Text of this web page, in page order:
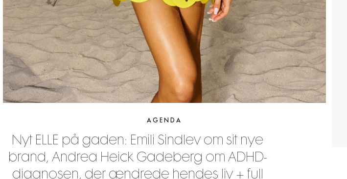
AGENDA
Nyt ELLE på gaden: Emili Sindlev om sit nye
brand, Andrea Heick Gadeberg om ADHD-
diagnosen, der ændrede hendes liv + full